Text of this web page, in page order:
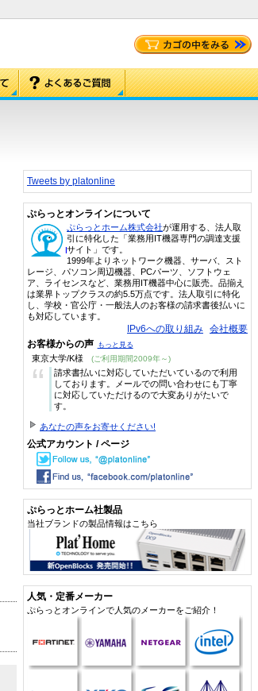
Tweets by platonline
ぷらっとオンラインについて
ぷらっとホーム株式会社が運用する、法人取
引に特化した「業務用IT機器専門の調達支援
サイト」です。
1999年よりネットワーク機器、サーバ、スト
レージ、パソコン周辺機器、PCパーツ、ソフトウェ
ア、ライセンスなど、業務用IT機器中心に販売。品揃え
は業界トップクラスの約5.5万点です。法人取引に特化
し、学校・官公庁・一般法人のお客様の請求書後払いに
も対応しています。
IPv6への取り組み 会社概要
お客様からの声 もっと見る
東京大学/K様 (ご利用期間2009年～)
“
請求書払いに対応していただいているので利用
しております。メールでの問い合わせにも丁寧
に対応していただけるので大変ありがたいで
す。
あなたの声をお寄せください!
公式アカウント / ページ
ぷらっとホーム社製品
当社ブランドの製品情報はこちら
人気・定番メーカー
ぷらっとオンラインで人気のメーカーをご紹介！